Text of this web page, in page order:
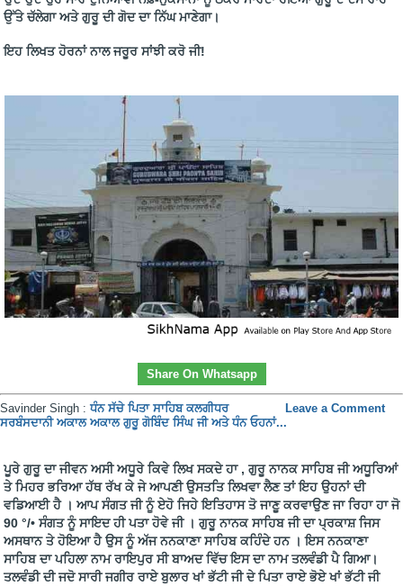
ਉੱਤੇ ਚੱਲੇਗਾ ਅਤੇ ਗੁਰੂ ਦੀ ਗੋਦ ਦਾ ਨਿੱਘ ਮਾਣੇਗਾ।
ਇਹ ਲਿਖਤ ਹੋਰਨਾਂ ਨਾਲ ਜਰੂਰ ਸਾਂਝੀ ਕਰੋ ਜੀ!
Share On Whatsapp
Leave a Comment
Savinder Singh :ਧੰਨ ਸੱਚੇ ਪਿਤਾ ਸਾਹਿਬ ਕਲਗੀਧਰ
ਸਰਬੰਸਦਾਨੀ ਅਕਾਲ ਅਕਾਲ ਗੁਰੂ ਗੋਬਿੰਦ ਸਿੰਘ ਜੀ ਅਤੇ ਧੰਨ ਓਹਨਾਂ...
ਪੂਰੇ ਗੁਰੂ ਦਾ ਜੀਵਨ ਅਸੀ ਅਧੂਰੇ ਕਿਵੇ ਲਿਖ ਸਕਦੇ ਹਾ , ਗੁਰੂ ਨਾਨਕ ਸਾਹਿਬ ਜੀ ਅਧੂਰਿਆਂ
ਤੇ ਮਿਹਰ ਭਰਿਆ ਹੱਥ ਰੱਖ ਕੇ ਜੇ ਆਪਣੀ ਉਸਤਤਿ ਲਿਖਵਾ ਲੈਣ ਤਾਂ ਇਹ ਉਹਨਾਂ ਦੀ
ਵਡਿਆਈ ਹੈ । ਆਪ ਸੰਗਤ ਜੀ ਨੂੰ ਏਹੋ ਜਿਹੇ ਇਤਿਹਾਸ ਤੋ ਜਾਣੂ ਕਰਵਾਉਣ ਜਾ ਰਿਹਾ ਹਾ ਜੋ
90 °/• ਸੰਗਤ ਨੂੰ ਸਾਇਦ ਹੀ ਪਤਾ ਹੋਵੇ ਜੀ । ਗੁਰੂ ਨਾਨਕ ਸਾਹਿਬ ਜੀ ਦਾ ਪ੍ਰਕਾਸ਼ ਜਿਸ
ਅਸਥਾਨ ਤੇ ਹੋਇਆ ਹੈ ਉਸ ਨੂੰ ਅੱਜ ਨਨਕਾਣਾ ਸਾਹਿਬ ਕਹਿੰਦੇ ਹਨ । ਇਸ ਨਨਕਾਣਾ
ਸਾਹਿਬ ਦਾ ਪਹਿਲਾ ਨਾਮ ਰਾਇਪੁਰ ਸੀ ਬਾਅਦ ਵਿੱਚ ਇਸ ਦਾ ਨਾਮ ਤਲਵੰਡੀ ਪੈ ਗਿਆ।
ਤਲਵੰਡੀ ਦੀ ਜਦੋ ਸਾਰੀ ਜਗੀਰ ਰਾਏ ਬੁਲਾਰ ਖਾਂ ਭੱਟੀ ਜੀ ਦੇ ਪਿਤਾ ਰਾਏ ਭੋਏ ਖਾਂ ਭੱਟੀ ਜੀ